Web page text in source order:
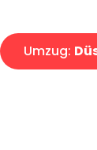
Umzug: